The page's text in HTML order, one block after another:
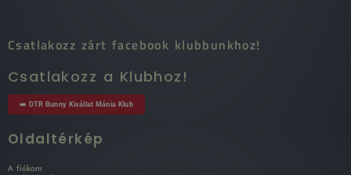
Csatlakozz zárt facebook klubbunkhoz!
Csatlakozz a Klubhoz!
➡️ DTR Bunny Kisállat Mánia Klub
Oldaltérkép
A fiókom